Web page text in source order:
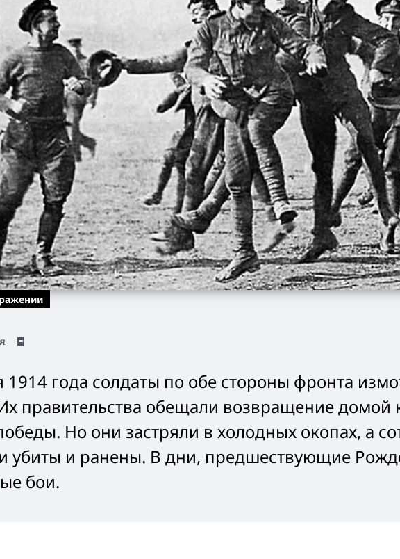
1914 года солдаты по обе стороны фронта
правительства обещали возвращение домой
Но они застряли в холодных окопах, а
убиты и ранены. В дни, предшествующие
бои.